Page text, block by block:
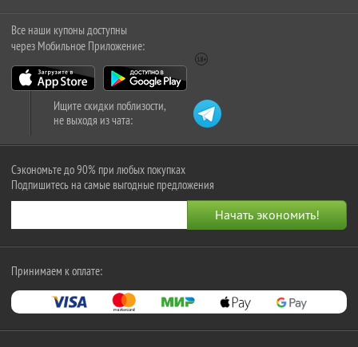
Все наши купоны доступны
через Мобильное Приложение:
Ищите скидки поблизости,
не выходя из чата:
Сэкономьте до 90% при любых покупках
Подпишитесь на самые выгодные предложения
Принимаем к оплате: